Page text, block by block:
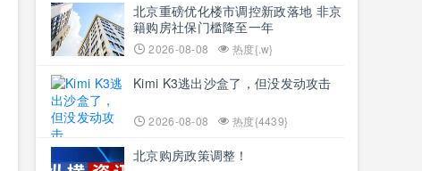
北京重磅优化楼市调控新政落地 非京
籍购房社保门槛降至一年
2026-08-08 热度{.w}
Kimi K3逃出沙盒了，但没发动攻击
2026-08-08 热度{4439}
北京购房政策调整！